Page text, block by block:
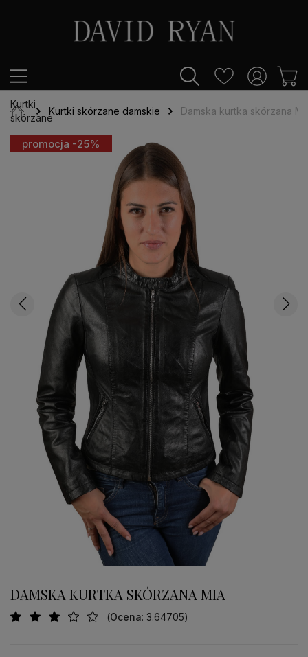
Kurtki
skórzane
Kurtki skórzane damskie Damska kurtka skórzana
promocja -25%
DAMSKA KURTKA SKÓRZANA MIA
(Ocena: 3.64705)